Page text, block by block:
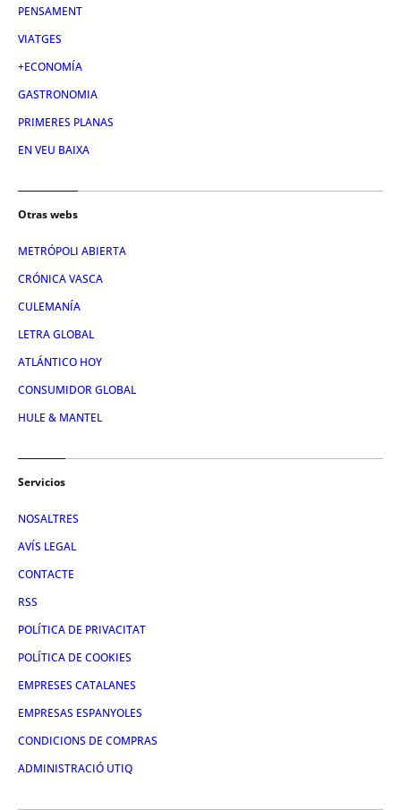
PENSAMENT
VIATGES
+ECONOMÍA
GASTRONOMIA
PRIMERES PLANAS
EN VEU BAIXA
Otras webs
METRÓPOLI ABIERTA
CRÓNICA VASCA
CULEMANÍA
LETRA GLOBAL
ATLÁNTICO HOY
CONSUMIDOR GLOBAL
HULE & MANTEL
Servicios
NOSALTRES
AVÍS LEGAL
CONTACTE
RSS
POLÍTICA DE PRIVACITAT
POLÍTICA DE COOKIES
EMPRESES CATALANES
EMPRESAS ESPANYOLES
CONDICIONS DE COMPRAS
ADMINISTRACIÓ UTIQ